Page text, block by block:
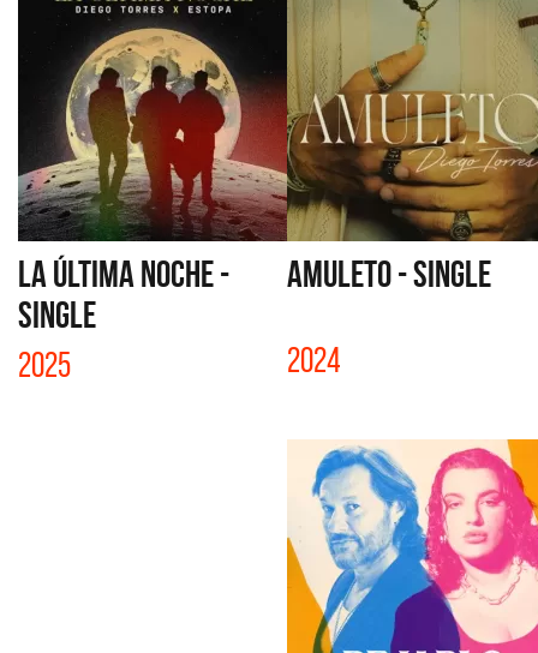
LA ÚLTIMA NOCHE -
SINGLE
2025
AMULETO - SINGLE
2024